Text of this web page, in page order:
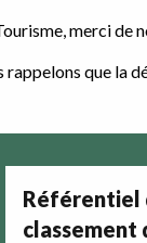
merci de
rappelons que la
Référentiel
classement